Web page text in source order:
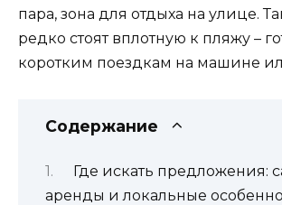
пара, зона для отдыха на улице.
редко стоят вплотную к пляжу –
коротким поездкам на машине
Содержание
Где искать предложения:
аренды и локальные